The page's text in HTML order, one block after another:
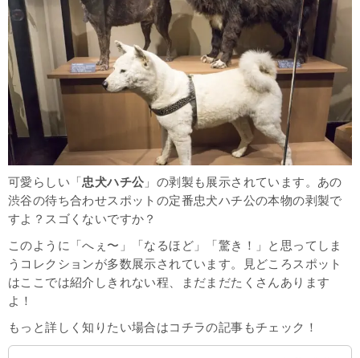
可愛らしい「忠犬ハチ公 」の剥製も展示されています。あの
渋谷の待ち合わせスポットの定番忠犬ハチ公の本物の剥製で
すよ？スゴくないですか？
このように「へぇ〜」「なるほど」「驚き！」と思ってしま
うコレクションが多数展示されています。見どころスポット
はここでは紹介しきれない程、まだまだたくさんあります
よ！
もっと詳しく知りたい場合はコチラの記事もチェック！